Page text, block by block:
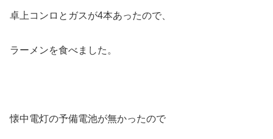
卓上コンロとガスが4本あったので、
ラーメンを食べました。
懐中電灯の予備電池が無かったので